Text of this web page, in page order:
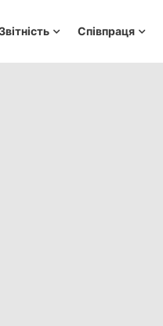
Співпраця